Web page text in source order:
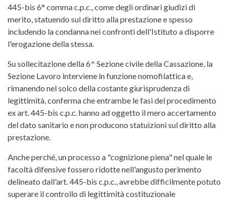
445-bis 6° comma c.p.c., come degli ordinari giudizi di
merito, statuendo sul diritto alla prestazione e spesso
includendo la condanna nei confronti dell'Istituto a disporre
l'erogazione della stessa.
Su sollecitazione della 6^ Sezione civile della Cassazione, la
Sezione Lavoro interviene in funzione nomofilattica e,
rimanendo nel solco della costante giurisprudenza di
legittimità, conferma che entrambe le fasi del procedimento
ex art. 445-bis c.p.c. hanno ad oggetto il mero accertamento
del dato sanitario e non producono statuizioni sul diritto alla
prestazione.
Anche perché, un processo a "cognizione piena" nel quale le
facoltà difensive fossero ridotte nell'angusto perimento
delineato dall'art. 445-bis c.p.c., avrebbe difficilmente potuto
superare il controllo di legittimità costituzionale